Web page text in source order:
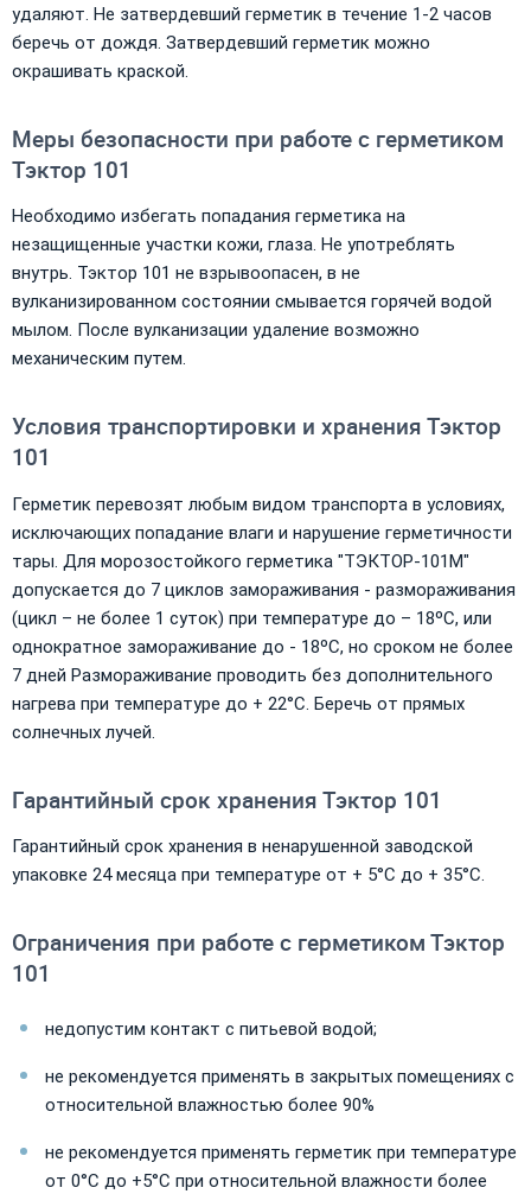
удаляют. Не затвердевший герметик в течение 1-2 часов
беречь от дождя. Затвердевший герметик можно
окрашивать краской.
Меры безопасности при работе с герметиком
Тэктор 101
Необходимо избегать попадания герметика на
незащищенные участки кожи, глаза. Не употреблять
внутрь. Тэктор 101 не взрывоопасен, в не
вулканизированном состоянии смывается горячей водой
мылом. После вулканизации удаление возможно
механическим путем.
Условия транспортировки и хранения Тэктор
101
Герметик перевозят любым видом транспорта в условиях,
исключающих попадание влаги и нарушение герметичности
тары. Для морозостойкого герметика "ТЭКТОР-101М"
допускается до 7 циклов замораживания - размораживания
(цикл – не более 1 суток) при температуре до – 18ºС, или
однократное замораживание до - 18ºС, но сроком не более
7 дней Размораживание проводить без дополнительного
нагрева при температуре до + 22°С. Беречь от прямых
солнечных лучей.
Гарантийный срок хранения Тэктор 101
Гарантийный срок хранения в ненарушенной заводской
упаковке 24 месяца при температуре от + 5°С до + 35°С.
Ограничения при работе с герметиком Тэктор
101
недопустим контакт с питьевой водой;
не рекомендуется применять в закрытых помещениях с
относительной влажностью более 90%
не рекомендуется применять герметик при температуре
от 0°С до +5°С при относительной влажности более